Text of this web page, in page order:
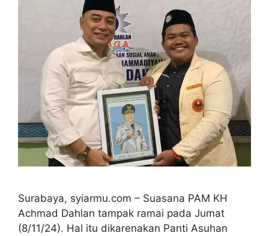
Surabaya, syiarmu.com – Suasana PAM KH
Achmad Dahlan tampak ramai pada Jumat
(8/11/24). Hal itu dikarenakan Panti Asuhan